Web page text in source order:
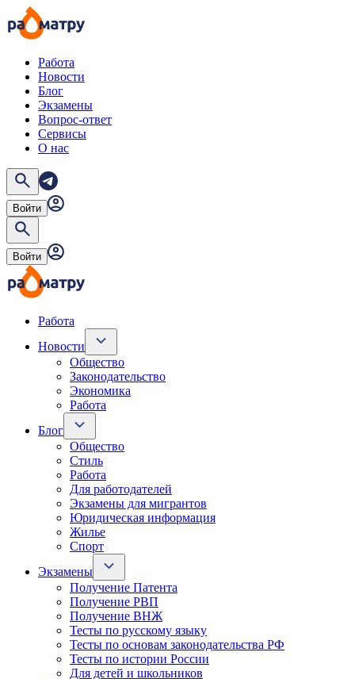
Работа
Новости
Блог
Экзамены
Вопрос-ответ
Сервисы
О нас
Войти
Войти
Работа
Новости
Общество
Законодательство
Экономика
Работа
Блог
Общество
Стиль
Работа
Для работодателей
Экзамены для мигрантов
Юридическая информация
Жилье
Спорт
Экзамены
Получение Патента
Получение РВП
Получение ВНЖ
Тесты по русскому языку
Тесты по основам законодательства РФ
Тесты по истории России
Для детей и школьников